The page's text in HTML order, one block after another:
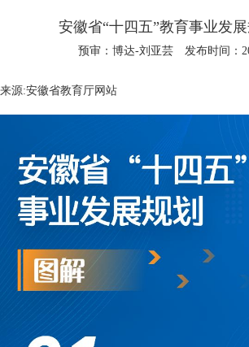
安徽省“十四五”教育事业发
预审：博达-刘亚芸 发布时间：
来源:安徽省教育厅网站